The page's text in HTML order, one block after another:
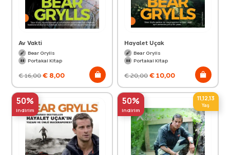
Av Vakti
Bear Grylls
Portakal Kitap
€16,00€8,00
Hayalet Uçak
Bear Grylls
Portakal Kitap
€20,00€10,00
50%
indirim
50%
indirim
11,12,13
Yaş